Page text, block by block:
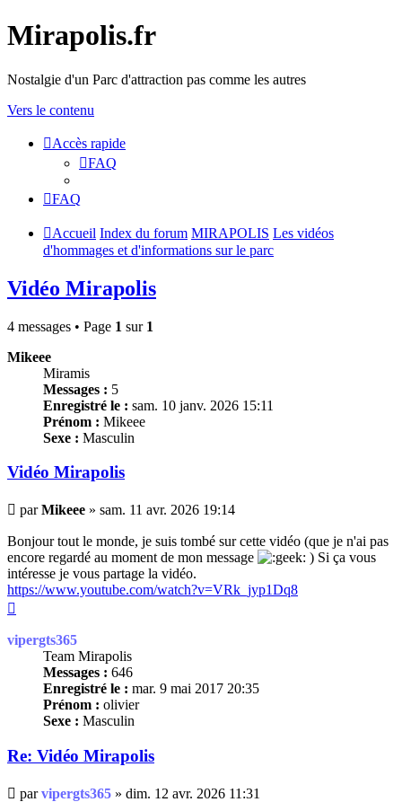
Mirapolis.fr
Nostalgie d'un Parc d'attraction pas comme les autres
Vers le contenu
Accès rapide
FAQ
FAQ
Accueil Index du forum MIRAPOLIS Les vidéos
d'hommages et d'informations sur le parc
Vidéo Mirapolis
4 messages • Page 1 sur 1
Mikeee
Miramis
Messages : 5
Enregistré le : sam. 10 janv. 2026 15:11
Prénom : Mikeee
Sexe : Masculin
Vidéo Mirapolis
Message
parMikeee » sam. 11 avr. 2026 19:14
Bonjour tout le monde, je suis tombé sur cette vidéo (que je n'ai pas
encore regardé au moment de mon message
) Si ça vous
intéresse je vous partage la vidéo.
https://www.youtube.com/watch?v=VRk_jyp1Dq8
vipergts365
Team Mirapolis
Messages : 646
Enregistré le : mar. 9 mai 2017 20:35
Prénom : olivier
Sexe : Masculin
Re: Vidéo Mirapolis
Message
parvipergts365 » dim. 12 avr. 2026 11:31